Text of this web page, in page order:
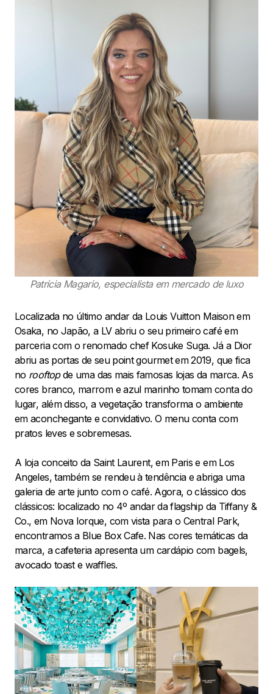
Patrícia Magario, especialista em mercado de luxo
Localizada no último andar da Louis Vuitton Maison em
Osaka, no Japão, a LV abriu o seu primeiro café em
parceria com o renomado chef Kosuke Suga. Já a Dior
abriu as portas de seu point gourmet em 2019, que fica
no rooftopde uma das mais famosas lojas da marca. As
cores branco, marrom e azul marinho tomam conta do
lugar, além disso, a vegetação transforma o ambiente
em aconchegante e convidativo. O menu conta com
pratos leves e sobremesas.
A loja conceito da Saint Laurent, em Paris e em Los
Angeles, também se rendeu à tendência e abriga uma
galeria de arte junto com o café. Agora, o clássico dos
clássicos: localizado no 4º andar da flagship da Tiffany &
Co., em Nova Iorque, com vista para o Central Park,
encontramos a Blue Box Cafe. Nas cores temáticas da
marca, a cafeteria apresenta um cardápio com bagels,
avocado toast e waffles.